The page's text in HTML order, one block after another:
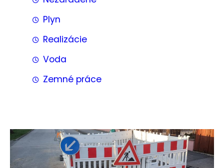
Plyn
Realizácie
Voda
Zemné práce